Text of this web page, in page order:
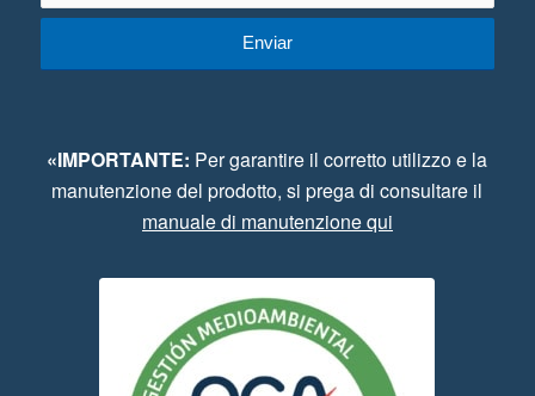
«IMPORTANTE: Per garantire il corretto utilizzo e la
manutenzione del prodotto, si prega di consultare il
manuale di manutenzione qui